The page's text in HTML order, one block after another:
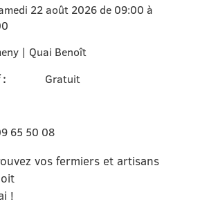
22 août 2026 de 09:00 à
| Quai Benoît
:
Gratuit
65 50 08
vos fermiers et artisans
!